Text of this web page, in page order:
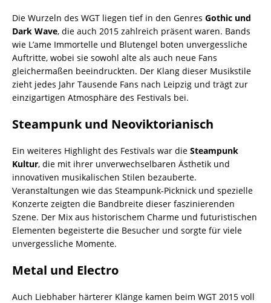
Die Wurzeln des WGT liegen tief in den Genres Gothic und
Dark Wave, die auch 2015 zahlreich präsent waren. Bands
wie L’ame Immortelle und Blutengel boten unvergessliche
Auftritte, wobei sie sowohl alte als auch neue Fans
gleichermaßen beeindruckten. Der Klang dieser Musikstile
zieht jedes Jahr Tausende Fans nach Leipzig und trägt zur
einzigartigen Atmosphäre des Festivals bei.
Steampunk und Neoviktorianisch
Ein weiteres Highlight des Festivals war die Steampunk
Kultur, die mit ihrer unverwechselbaren Ästhetik und
innovativen musikalischen Stilen bezauberte.
Veranstaltungen wie das Steampunk-Picknick und spezielle
Konzerte zeigten die Bandbreite dieser faszinierenden
Szene. Der Mix aus historischem Charme und futuristischen
Elementen begeisterte die Besucher und sorgte für viele
unvergessliche Momente.
Metal und Electro
Auch Liebhaber härterer Klänge kamen beim WGT 2015 voll